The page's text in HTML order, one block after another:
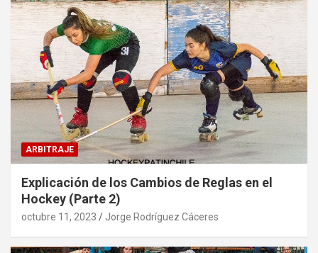
ARBITRAJE
Explicación de los Cambios de Reglas en el
Hockey (Parte 2)
octubre 11, 2023 Jorge Rodríguez Cáceres